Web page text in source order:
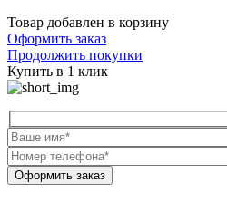
Товар добавлен в корзину
Оформить заказ
Продолжить покупки
Купить в 1 клик
Оформить заказ